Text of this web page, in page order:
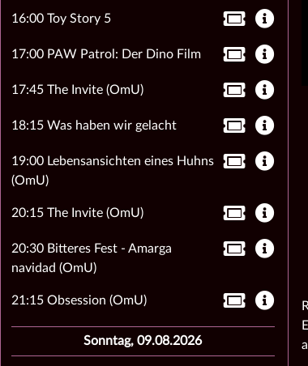
16:00 Toy Story 5
17:00 PAW Patrol: Der Dino Film
17:45 The Invite (OmU)
18:15 Was haben wir gelacht
19:00 Lebensansichten eines Huhns
(OmU)
20:15 The Invite (OmU)
20:30 Bitteres Fest - Amarga
navidad (OmU)
21:15 Obsession (OmU)
Sonntag, 09.08.2026